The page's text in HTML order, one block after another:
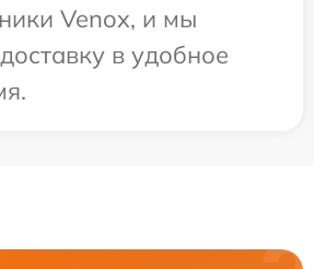
Venox, и мы
в удобное